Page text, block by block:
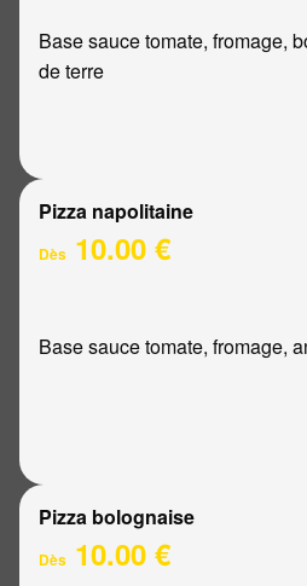
Base sauce tomate, fromage,
de terre
Pizza napolitaine
Dès 10.00 €
Base sauce tomate, fromage,
Pizza bolognaise
Dès 10.00 €